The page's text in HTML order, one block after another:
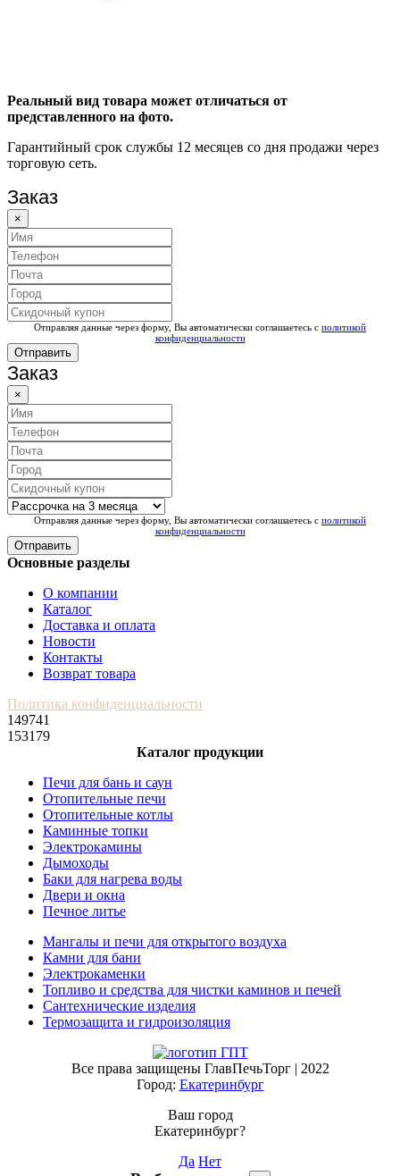
Реальный вид товара может отличаться от
представленного на фото.
Гарантийный срок службы 12 месяцев со дня продажи через
торговую сеть.
Заказ
×
Отправляя данные через форму, Вы автоматически соглашаетесь с политикой
конфиденциальности
Отправить
Заказ
×
Отправляя данные через форму, Вы автоматически соглашаетесь с политикой
конфиденциальности
Отправить
Основные разделы
О компании
Каталог
Доставка и оплата
Новости
Контакты
Возврат товара
Политика конфиденциальности
149741
153179
Каталог продукции
Печи для бань и саун
Отопительные печи
Отопительные котлы
Каминные топки
Электрокамины
Дымоходы
Баки для нагрева воды
Двери и окна
Печное литье
Мангалы и печи для открытого воздуха
Камни для бани
Электрокаменки
Топливо и средства для чистки каминов и печей
Сантехнические изделия
Термозащита и гидроизоляция
Все права защищены ГлавПечьТорг | 2022
Город: Екатеринбург
Ваш город
Екатеринбург?
Да Нет